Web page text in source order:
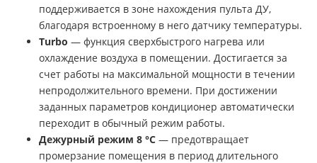
поддерживается в зоне нахождения пульта ДУ,
благодаря встроенному в него датчику температуры.
Turbo — функция сверхбыстрого нагрева или
охлаждение воздуха в помещении. Достигается за
счет работы на максимальной мощности в течении
непродолжительного времени. При достижении
заданных параметров кондиционер автоматически
переходит в обычный режим работы.
Дежурный режим 8 °С — предотвращает
промерзание помещения в период длительного